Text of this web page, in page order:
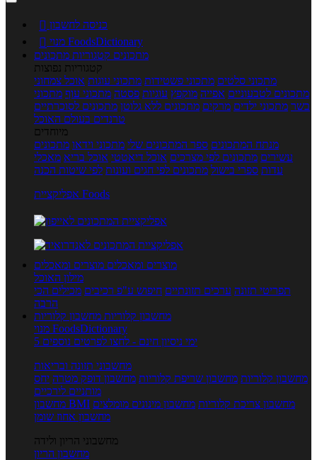
 כניסה לחשבון

מנוי FoodsDictionary
מתכונים קטגוריות מתכונים
קטגוריות נפוצות
מתכוני סלטים מתכוני פשטידות מתכוני עוגות אוכל צמחוני
מתכונים לטבעוניים אפייה מוקפץ עוגיות פסטה מתכוני עוף מתכוני
בשר מתכוני ילדים מרקים מתכונים ללא גלוטן מתכונים לסוכרתיים
טרנדים בעולם האוכל
מיוחדים
מנתח המתכונים ספר המתכונים שלי מתכוני וידאו מתכונים
עשירים מתכונים לפי מצרכים אוכל דיאטטי אוכל בריא מאכלי
עדות ספרי בישול מתכונים לפי חגים ועונות לפי שיטות הכנה
אפליקציית Foods
מוצרים ומאכלים מוצרים ומאכלים
מילון האוכל
תפריטי תזונה ערכים תזונתיים חיפוש ע"פ רכיבים מכילים הכי
הרבה
מחשבון קלוריות מחשבון קלוריות
מנוי FoodsDictionary
5 ימי ניסיון חינם - לחצו לפרטים נוספים
מחשבוני תזונה ובריאות
מחשבון קלוריות מחשבון שריפת קלוריות מחשבון דופק מטרה יחס
מותניים לירכיים
מחשבון BMI
מחשבון צריכת קלוריות מחשבון מינונים מומלצים
מחשבון אחוז שומן
מחשבוני הריון ולידה
מחשבון הריון